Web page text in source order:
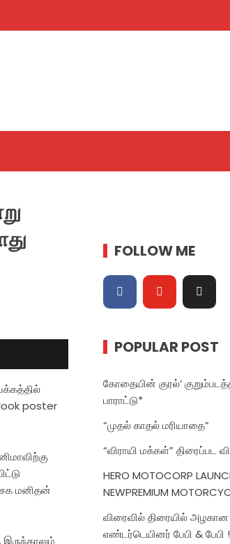
poster
மனிதன்
FOLLOW ME
POPULAR POST
கோதையின் குரல்’
பாராட்டு*
“முதல் காதல் மரியாதை”
“விராயி மக்கள்” திரைப்பட
HERO MOTOCORP
NEWPREMIUM
விரைவில் திரையில் அழகான
எண்டர்டெயினர் பேபி & பேபி